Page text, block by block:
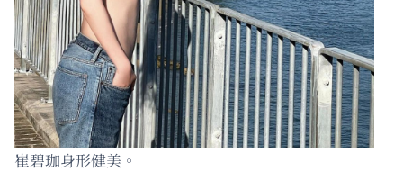
崔碧珈身形健美。